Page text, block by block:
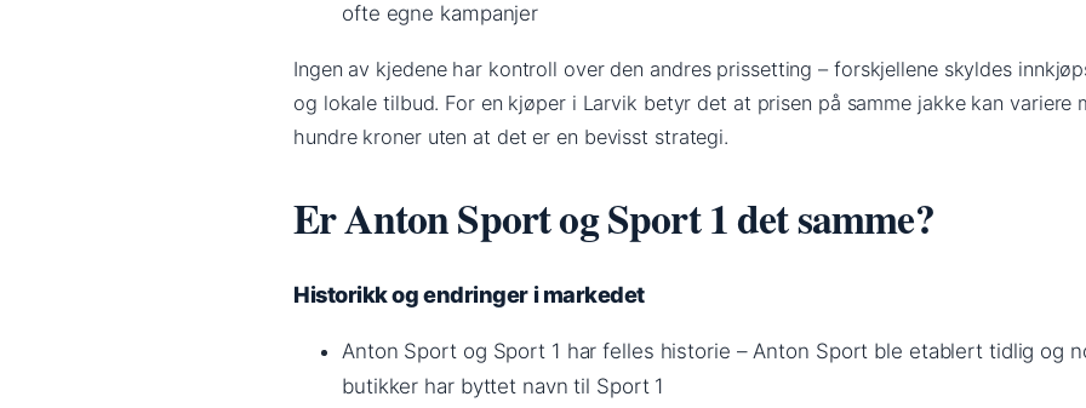
ofte egne kampanjer
Ingen av kjedene har kontroll over den andres prissetting – forskjellene skyldes
og lokale tilbud. For en kjøper i Larvik betyr det at prisen på samme jakke kan variere
hundre kroner uten at det er en bevisst strategi.
Er Anton Sport og Sport 1 det samme?
Historikk og endringer i markedet
Anton Sport og Sport 1 har felles historie – Anton Sport ble etablert tidlig og
butikker har byttet navn til Sport 1